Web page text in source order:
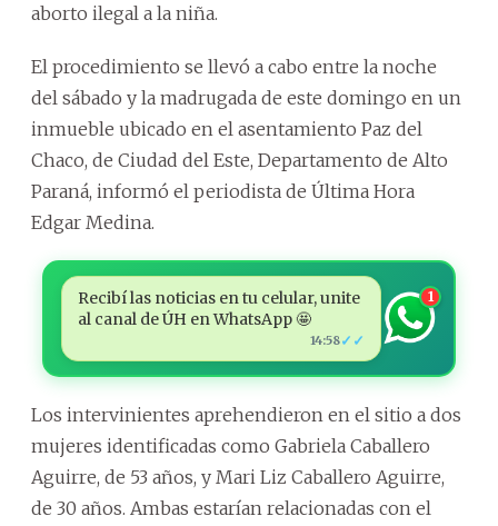
aborto ilegal a la niña.
El procedimiento se llevó a cabo entre la noche
del sábado y la madrugada de este domingo en un
inmueble ubicado en el asentamiento Paz del
Chaco, de Ciudad del Este, Departamento de Alto
Paraná, informó el periodista de Última Hora
Edgar Medina.
Recibí las noticias en tu celular, unite
al canal de ÚH en WhatsApp 🤩
14:58✓✓
1
Los intervinientes aprehendieron en el sitio a dos
mujeres identificadas como Gabriela Caballero
Aguirre, de 53 años, y Mari Liz Caballero Aguirre,
de 30 años. Ambas estarían relacionadas con el